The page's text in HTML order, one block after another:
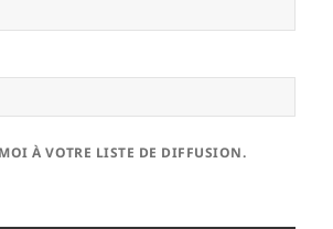
À VOTRE LISTE DE DIFFUSION.